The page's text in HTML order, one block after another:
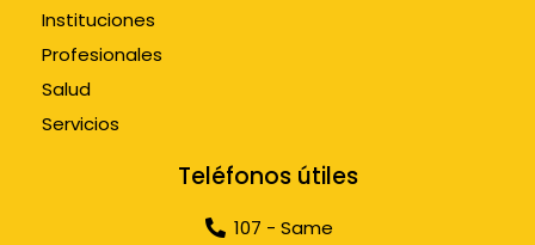
Instituciones
Profesionales
Salud
Servicios
Teléfonos útiles
107 - Same